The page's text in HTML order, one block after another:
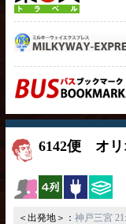
6142便 オリ
女性安心
横4列 コンセ
＜出発地＞： 神戸三宮